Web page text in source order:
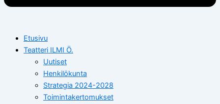
Etusivu
Teatteri ILMI Ö.
Uutiset
Henkilökunta
Strategia 2024-2028
Toimintakertomukset